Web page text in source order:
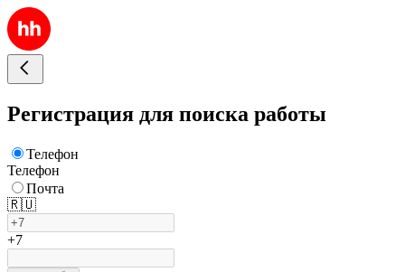
Регистрация для поиска работы
Телефон
Телефон
Почта
🇷🇺
+7